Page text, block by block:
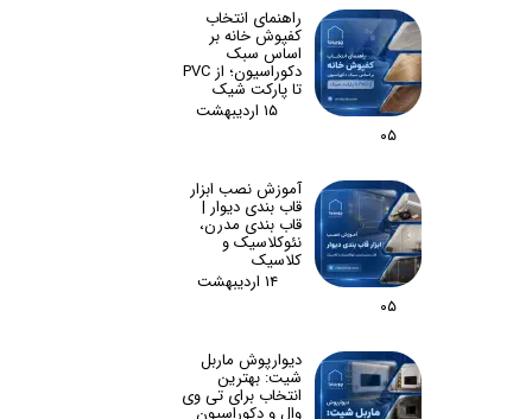
راهنمای انتخاب
کفپوش خانه بر
اساس سبک
دکوراسیون؛ از PVC
تا پارکت شیک
۱۵ اردیبهشت
۰۵
آموزش نصب ابزار
قاب بندی دیوار |
قاب بندی مدرن،
نئوکلاسیک و
کلاسیک
۱۴ اردیبهشت
۰۵
دیوارپوش ماربل
شیت: بهترین
انتخاب برای تی وی
وال و دکوراسیون